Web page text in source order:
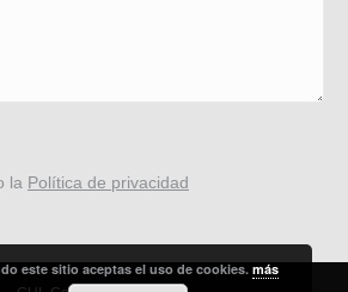
la Política de privacidad
este sitio aceptas el uso de cookies.más